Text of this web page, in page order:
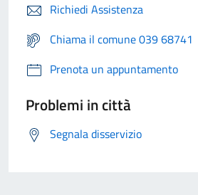
Richiedi Assistenza
Chiama il comune 039 68741
Prenota un appuntamento
Problemi in città
Segnala disservizio